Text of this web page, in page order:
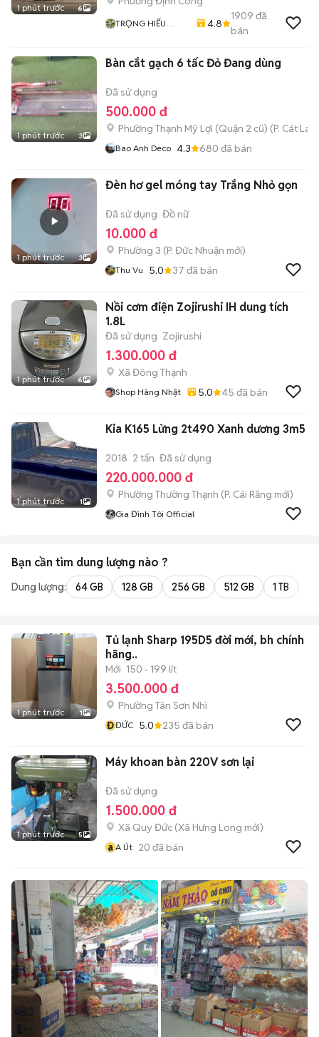
1 phút trước 6
TRỌNG HIẾU
4.8
1909 đã
bán
1 phút trước 3
Bàn cắt gạch 6 tấc Đỏ Đang dùng
Đã sử dụng
500.000 đ
Phường Thạnh Mỹ Lợi (Quận 2 cũ) (P. Cát Lái
Bao Anh Deco 4.3 680 đã bán
1 phút trước 3
Đèn hơ gel móng tay Trắng Nhỏ gọn
Đã sử dụng Đồ nữ
10.000 đ
Phường 3 (P. Đức Nhuận mới)
Thu Vu 5.0 37 đã bán
1 phút trước 6
Nồi cơm điện Zojirushi IH dung tích
1.8L
Đã sử dụng Zojirushi
1.300.000 đ
Xã Đông Thạnh
Shop Hàng Nhật 5.0 45 đã bán
1 phút trước 1
Kia K165 Lửng 2t490 Xanh dương 3m5
2018 2 tấn Đã sử dụng
220.000.000 đ
Phường Thường Thạnh (P. Cái Răng mới)
Gia Đình Tôi Official
Bạn cần tìm dung lượng nào ?
Dung lượng: 64 GB 128 GB 256 GB 512 GB 1 TB
1 phút trước 1
Tủ lạnh Sharp 195D5 đời mới, bh chính
hãng..
Mới 150 - 199 lít
3.500.000 đ
Phường Tân Sơn Nhì
ĐĐỨC 5.0 235 đã bán
1 phút trước 5
Máy khoan bàn 220V sơn lại
Đã sử dụng
1.500.000 đ
Xã Quy Đức (Xã Hưng Long mới)
a A Út 20 đã bán